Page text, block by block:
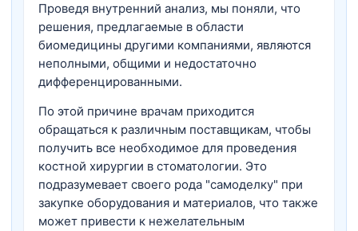
Проведя внутренний анализ, мы поняли, что
решения, предлагаемые в области
биомедицины другими компаниями, являются
неполными, общими и недостаточно
дифференцированными.
По этой причине врачам приходится
обращаться к различным поставщикам, чтобы
получить все необходимое для проведения
костной хирургии в стоматологии. Это
подразумевает своего рода "самоделку" при
закупке оборудования и материалов, что также
может привести к нежелательным